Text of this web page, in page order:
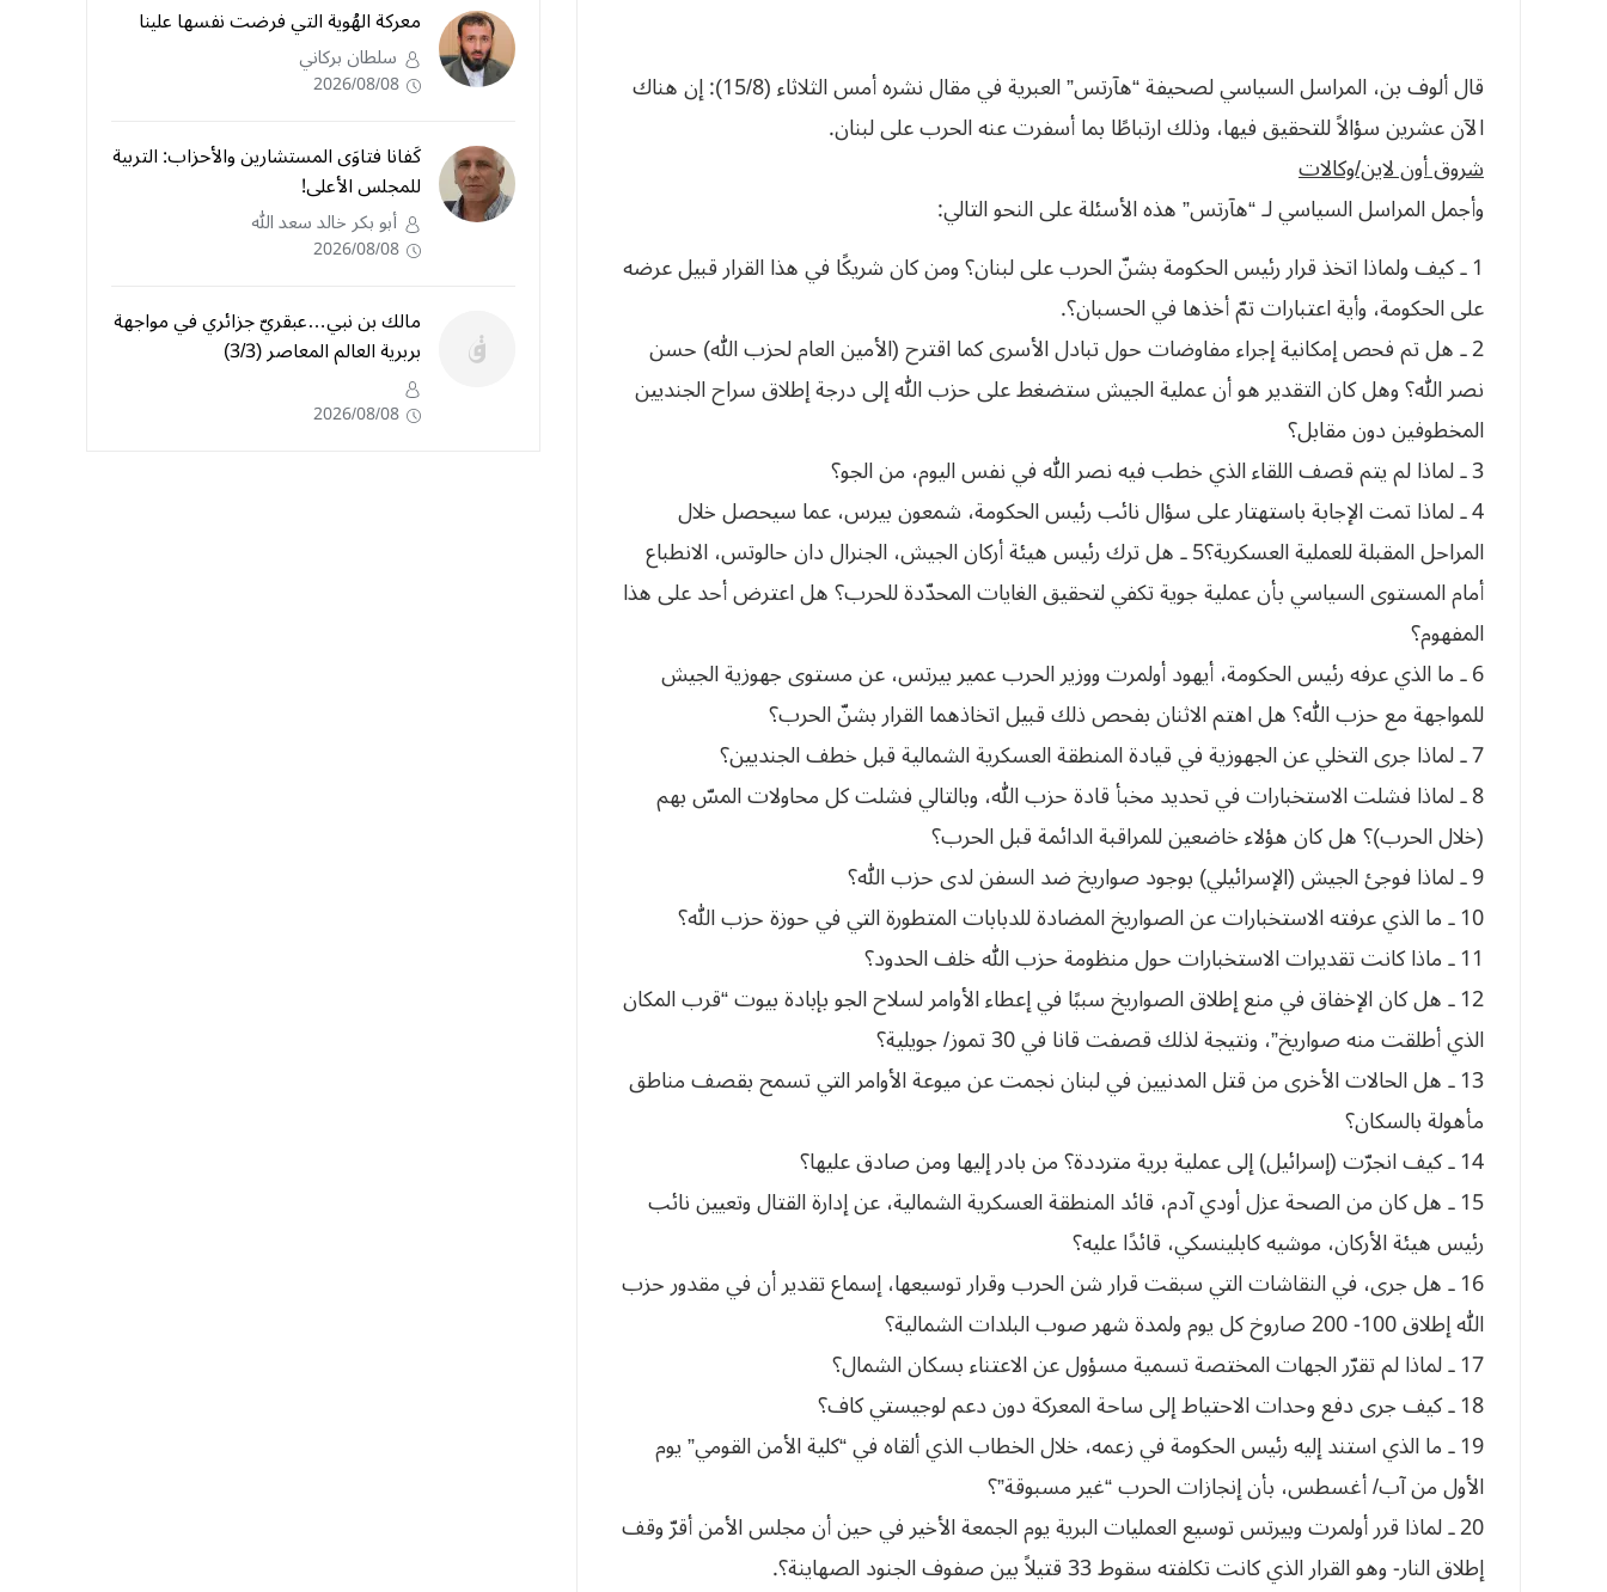
قال ألوف بن، المراسل السياسي لصحيفة “هآرتس” العبرية في مقال نشره أمس الثلاثاء (15/8): إن هناك
الآن عشرين سؤالاً للتحقيق فيها، وذلك ارتباطًا بما أسفرت عنه الحرب على لبنان.
شروق أون لاين/وكالات
وأجمل المراسل السياسي لـ “هآرتس” هذه الأسئلة على النحو التالي:
1 ـ كيف ولماذا اتخذ قرار رئيس الحكومة بشنّ الحرب على لبنان؟ ومن كان شريكًا في هذا القرار قبيل عرضه
على الحكومة، وأية اعتبارات تمّ أخذها في الحسبان؟.
2 ـ هل تم فحص إمكانية إجراء مفاوضات حول تبادل الأسرى كما اقترح (الأمين العام لحزب الله) حسن
نصر الله؟ وهل كان التقدير هو أن عملية الجيش ستضغط على حزب الله إلى درجة إطلاق سراح الجنديين
المخطوفين دون مقابل؟
3 ـ لماذا لم يتم قصف اللقاء الذي خطب فيه نصر الله في نفس اليوم، من الجو؟
4 ـ لماذا تمت الإجابة باستهتار على سؤال نائب رئيس الحكومة، شمعون بيرس، عما سيحصل خلال
المراحل المقبلة للعملية العسكرية؟5 ـ هل ترك رئيس هيئة أركان الجيش، الجنرال دان حالوتس، الانطباع
أمام المستوى السياسي بأن عملية جوية تكفي لتحقيق الغايات المحدّدة للحرب؟ هل اعترض أحد على هذا
المفهوم؟
6 ـ ما الذي عرفه رئيس الحكومة، أيهود أولمرت ووزير الحرب عمير بيرتس، عن مستوى جهوزية الجيش
للمواجهة مع حزب الله؟ هل اهتم الاثنان بفحص ذلك قبيل اتخاذهما القرار بشنّ الحرب؟
7 ـ لماذا جرى التخلي عن الجهوزية في قيادة المنطقة العسكرية الشمالية قبل خطف الجنديين؟
8 ـ لماذا فشلت الاستخبارات في تحديد مخبأ قادة حزب الله، وبالتالي فشلت كل محاولات المسّ بهم
(خلال الحرب)؟ هل كان هؤلاء خاضعين للمراقبة الدائمة قبل الحرب؟
9 ـ لماذا فوجئ الجيش (الإسرائيلي) بوجود صواريخ ضد السفن لدى حزب الله؟
10 ـ ما الذي عرفته الاستخبارات عن الصواريخ المضادة للدبابات المتطورة التي في حوزة حزب الله؟
11 ـ ماذا كانت تقديرات الاستخبارات حول منظومة حزب الله خلف الحدود؟
12 ـ هل كان الإخفاق في منع إطلاق الصواريخ سببًا في إعطاء الأوامر لسلاح الجو بإبادة بيوت “قرب المكان
الذي أطلقت منه صواريخ”، ونتيجة لذلك قصفت قانا في 30 تموز/ جويلية؟
13 ـ هل الحالات الأخرى من قتل المدنيين في لبنان نجمت عن ميوعة الأوامر التي تسمح بقصف مناطق
مأهولة بالسكان؟
14 ـ كيف انجرّت (إسرائيل) إلى عملية برية مترددة؟ من بادر إليها ومن صادق عليها؟
15 ـ هل كان من الصحة عزل أودي آدم، قائد المنطقة العسكرية الشمالية، عن إدارة القتال وتعيين نائب
رئيس هيئة الأركان، موشيه كابلينسكي، قائدًا عليه؟
16 ـ هل جرى، في النقاشات التي سبقت قرار شن الحرب وقرار توسيعها، إسماع تقدير أن في مقدور حزب
الله إطلاق 100- 200 صاروخ كل يوم ولمدة شهر صوب البلدات الشمالية؟
17 ـ لماذا لم تقرّر الجهات المختصة تسمية مسؤول عن الاعتناء بسكان الشمال؟
18 ـ كيف جرى دفع وحدات الاحتياط إلى ساحة المعركة دون دعم لوجيستي كاف؟
19 ـ ما الذي استند إليه رئيس الحكومة في زعمه، خلال الخطاب الذي ألقاه في “كلية الأمن القومي” يوم
الأول من آب/ أغسطس، بأن إنجازات الحرب “غير مسبوقة”؟
20 ـ لماذا قرر أولمرت وبيرتس توسيع العمليات البرية يوم الجمعة الأخير في حين أن مجلس الأمن أقرّ وقف
إطلاق النار- وهو القرار الذي كانت تكلفته سقوط 33 قتيلاً بين صفوف الجنود الصهاينة؟.
معركة الهُوية التي فرضت نفسها علينا
سلطان بركاني
2026/08/08
كَفانا فتاوَى المستشارين والأحزاب: التربية
للمجلس الأعلى!
أبو بكر خالد سعد الله
2026/08/08
مالك بن نبي…عبقريّ جزائري في مواجهة
بربرية العالم المعاصر (3/3)
2026/08/08